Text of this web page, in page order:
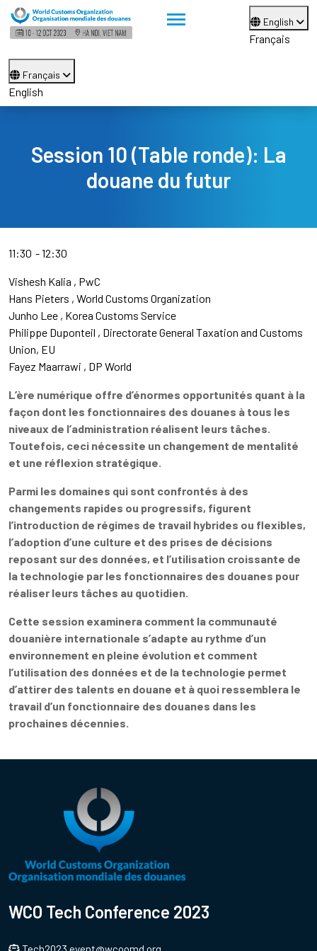
English
Français
Français
English
Session 10 (Table ronde): La
douane du futur
11:30 12:30
Vishesh Kalia
PwC
Hans Pieters World Customs Organization
Junho Lee Korea Customs Service
Philippe Duponteil
Directorate General Taxation and Customs
Union, EU
Fayez Maarrawi
DP World
L’ère numérique offre d’énormes opportunités quant à la
façon dont les fonctionnaires des douanes à tous les
niveaux de l’administration réalisent leurs tâches.
Toutefois, ceci nécessite un changement de mentalité
et une réflexion stratégique.
Parmi les domaines qui sont confrontés à des
changements rapides ou progressifs, figurent
l’introduction de régimes de travail hybrides ou flexibles,
l’adoption d’une culture et des prises de décisions
reposant sur des données, et l’utilisation croissante de
la technologie par les fonctionnaires des douanes pour
réaliser leurs tâches au quotidien.
Cette session examinera comment la communauté
douanière internationale s’adapte au rythme d’un
environnement en pleine évolution et comment
l’utilisation des données et de la technologie permet
d’attirer des talents en douane et à quoi ressemblera le
travail d’un fonctionnaire des douanes dans les
prochaines décennies.
WCO Tech Conference 2023